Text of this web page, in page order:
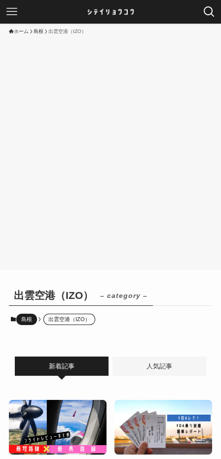
ホーム 島根 出雲空港（IZO）
出雲空港（IZO） – category –
島根 出雲空港（IZO）
新着記事 人気記事